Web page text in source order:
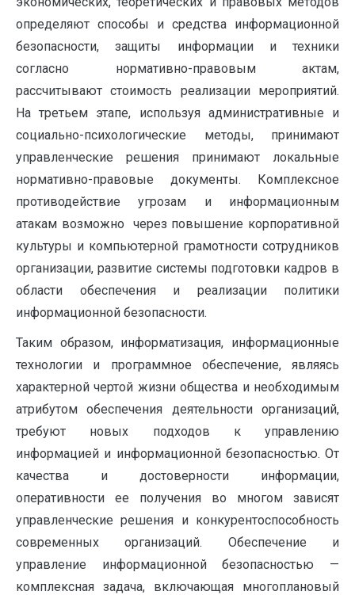
определяют способы и средства информационной
безопасности, защиты информации и техники
согласно нормативно-правовым актам,
рассчитывают стоимость реализации мероприятий.
На третьем этапе, используя административные и
социально-психологические методы, принимают
управленческие решения принимают локальные
нормативно-правовые документы. Комплексное
противодействие угрозам и информационным
атакам возможно через повышение корпоративной
культуры и компьютерной грамотности сотрудников
организации, развитие системы подготовки кадров в
области обеспечения и реализации политики
информационной безопасности.
Таким образом, информатизация, информационные
технологии и программное обеспечение, являясь
характерной чертой жизни общества и необходимым
атрибутом обеспечения деятельности организаций,
требуют новых подходов к управлению
информацией и информационной безопасностью. От
качества и достоверности информации,
оперативности ее получения во многом зависят
управленческие решения и конкурентоспособность
современных организаций. Обеспечение и
управление информационной безопасностью —
комплексная задача, включающая многоплановый